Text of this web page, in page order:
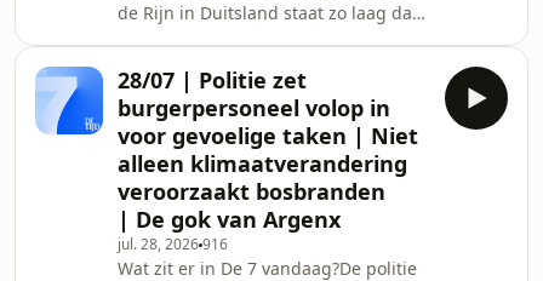
de Rijn in Duitsland staat zo laag dat
bouwmaterialen ook bij ons straks
schaars &eacute;n duurder te
worden?Flexi-jobs mogen sinds deze
zomer ook in de zorg, maar amper
iemand durft ze te gebruiken.
Waarom houdt Vlaanderen de extra
handen voorlopig aan de kant?China
bouwt voor het eerst zelf ma
28/07 | Politie zet
burgerpersoneel volop in
voor gevoelige taken | Niet
alleen klimaatverandering
veroorzaakt bosbranden
| De gok van Argenx
jul. 28, 2026916
Wat zit er in De 7 vandaag?De politie